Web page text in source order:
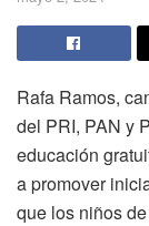
Rafa Ramos,
del PRI, PAN y
educación
a promover
que los niños